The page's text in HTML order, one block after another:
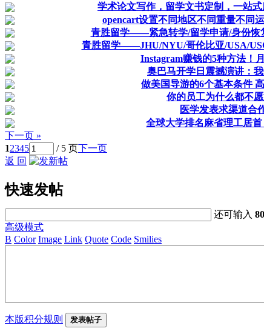
学术论文写作，留学文书定制，一站
opencart设置不同地区不同重量不同
青胜留学——紧急转学/留学申请/身份恢
青胜留学——JHU/NYU/哥伦比亚/USA/
Instagram赚钱的5种方法！
奥巴马开学日震撼演讲：
做美国导游的6个基本条件
你的员工为什么都不
医学发表求渠道合
全球大学排名麻省理工居
下一页 »
12345 / 5 页下一页
返 回
快速发帖
还可输入80
高级模式
B Color Image Link Quote Code Smilies
本版积分规则 发表帖子